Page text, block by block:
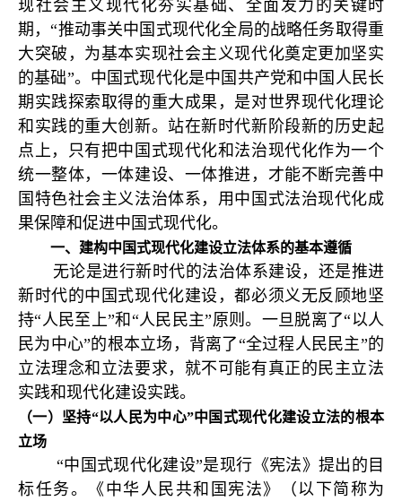
现社会主义现代化夯实基础、全面发力的关键时
期，“推动事关中国式现代化全局的战略任务取得重
大突破，为基本实现社会主义现代化奠定更加坚实
的基础”。中国式现代化是中国共产党和中国人民长
期实践探索取得的重大成果，是对世界现代化理论
和实践的重大创新。站在新时代新阶段新的历史起
点上，只有把中国式现代化和法治现代化作为一个
统一整体，一体建设、一体推进，才能不断完善中
国特色社会主义法治体系，用中国式法治现代化成
果保障和促进中国式现代化。
一、建构中国式现代化建设立法体系的基本遵循
无论是进行新时代的法治体系建设，还是推进
新时代的中国式现代化建设，都必须义无反顾地坚
持“人民至上”和“人民民主”原则。一旦脱离了“以人
民为中心”的根本立场，背离了“全过程人民民主”的
立法理念和立法要求，就不可能有真正的民主立法
实践和现代化建设实践。
（一）坚持“以人民为中心”中国式现代化建设立法的根本
立场
“中国式现代化建设”是现行《宪法》提出的目
标任务。《中华人民共和国宪法》（以下简称为